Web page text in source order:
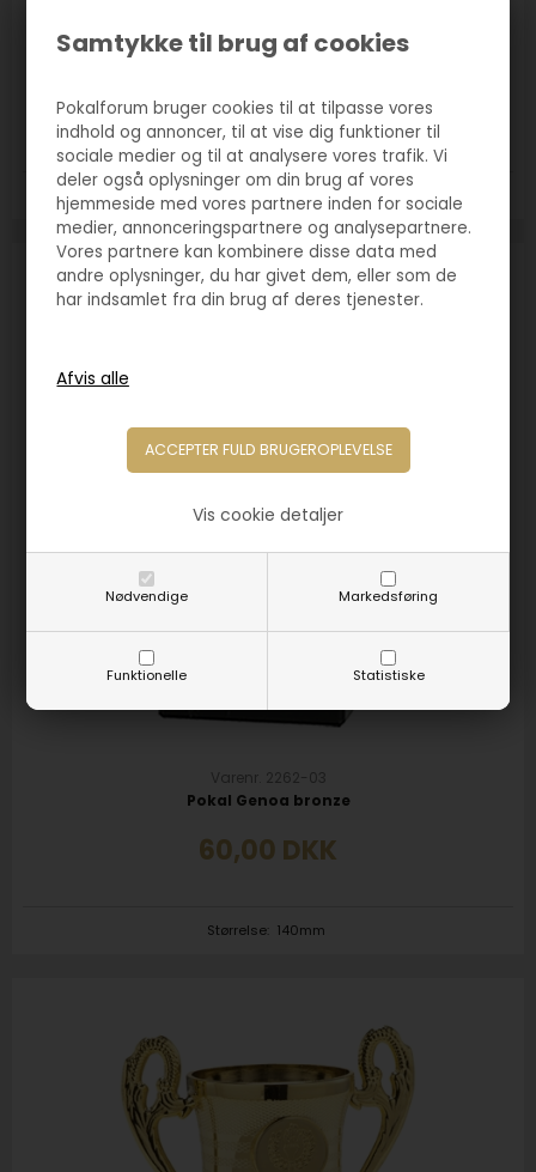
Samtykke til brug af cookies
Pokalforum bruger cookies til at tilpasse vores
indhold og annoncer, til at vise dig funktioner til
sociale medier og til at analysere vores trafik. Vi
deler også oplysninger om din brug af vores
hjemmeside med vores partnere inden for sociale
medier, annonceringspartnere og analysepartnere.
Vores partnere kan kombinere disse data med
andre oplysninger, du har givet dem, eller som de
har indsamlet fra din brug af deres tjenester.
Nødvendige Markedsføring
Funktionelle Statistiske
Vis cookie detaljer
Varenr. 2262-02
60,00DKK
Størrelse: 140mm
Varenr. 2262-03
Pokal Genoa bronze
60,00 DKK
Størrelse: 140mm